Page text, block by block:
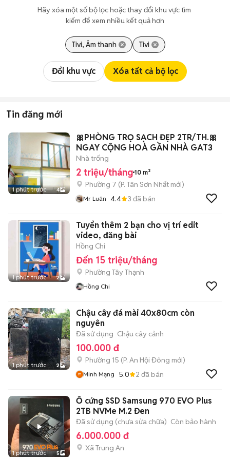
Hãy xóa một số bộ lọc hoặc thay đổi khu vực tìm
kiếm để xem nhiều kết quả hơn
Tivi, Âm thanh Tivi
Đổi khu vực Xóa tất cả bộ lọc
Tin đăng mới
1 phút trước 4
🎀PHÒNG TRỌ SẠCH ĐẸP 2TR/TH.🎀
NGAY CỘNG HOÀ GẦN NHÀ GAT3
Nhà trống
2 triệu/tháng 10 m²
Phường 7 (P. Tân Sơn Nhất mới)
Mr Luân 4.4 3 đã bán
1 phút trước 2
Tuyển thêm 2 bạn cho vị trí edit
video, đăng bài
Hồng Chi
Đến 15 triệu/tháng
Phường Tây Thạnh
Hồng Chi
1 phút trước 2
Chậu cây đá mài 40x80cm còn
nguyên
Đã sử dụng Chậu cây cảnh
100.000 đ
Phường 15 (P. An Hội Đông mới)
Minh Mạng 5.0 2 đã bán
1 phút trước 5
Ổ cứng SSD Samsung 970 EVO Plus
2TB NVMe M.2 Đen
Đã sử dụng (chưa sửa chữa) Còn bảo hành
6.000.000 đ
Xã Trung An